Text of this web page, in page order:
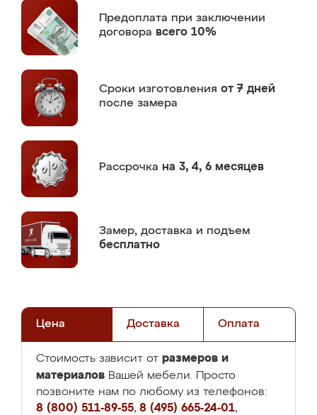
Предоплата при заключении
договора всего 10%
Сроки изготовления от 7 дней
после замера
Рассрочка на 3, 4, 6 месяцев
Замер, доставка и подъем
бесплатно
Цена Доставка Оплата
Стоимость зависит от размеров и
материалов Вашей мебели. Просто
позвоните нам по любому из телефонов:
8 (800) 511-89-55, 8 (495) 665-24-01,